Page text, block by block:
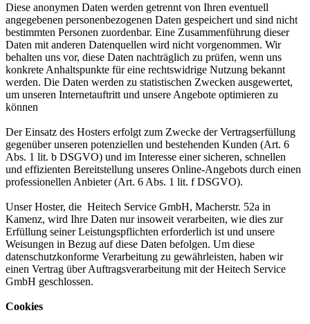
Diese anonymen Daten werden getrennt von Ihren eventuell
angegebenen personenbezogenen Daten gespeichert und sind nicht
bestimmten Personen zuordenbar. Eine Zusammenführung dieser
Daten mit anderen Datenquellen wird nicht vorgenommen. Wir
behalten uns vor, diese Daten nachträglich zu prüfen, wenn uns
konkrete Anhaltspunkte für eine rechtswidrige Nutzung bekannt
werden. Die Daten werden zu statistischen Zwecken ausgewertet,
um unseren Internetauftritt und unsere Angebote optimieren zu
können
Der Einsatz des Hosters erfolgt zum Zwecke der Vertragserfüllung
gegenüber unseren potenziellen und bestehenden Kunden (Art. 6
Abs. 1 lit. b DSGVO) und im Interesse einer sicheren, schnellen
und effizienten Bereitstellung unseres Online-Angebots durch einen
professionellen Anbieter (Art. 6 Abs. 1 lit. f DSGVO).
Unser Hoster, die Heitech Service GmbH, Macherstr. 52a in
Kamenz, wird Ihre Daten nur insoweit verarbeiten, wie dies zur
Erfüllung seiner Leistungspflichten erforderlich ist und unsere
Weisungen in Bezug auf diese Daten befolgen. Um diese
datenschutzkonforme Verarbeitung zu gewährleisten, haben wir
einen Vertrag über Auftragsverarbeitung mit der Heitech Service
GmbH geschlossen.
Cookies